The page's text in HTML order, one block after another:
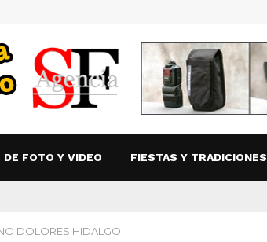
DE FOTO Y VIDEO FIESTAS Y TRADICIONES
DOLORES HIDALGO